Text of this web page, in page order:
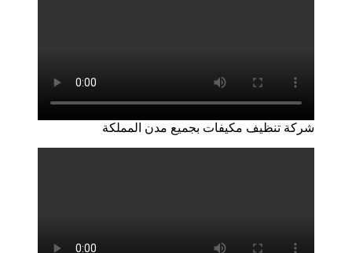
شركة تنظيف مكيفات بجميع مدن المملكة